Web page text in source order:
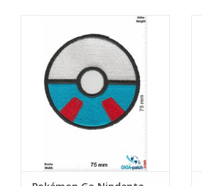
Nindento - Pokémon Go - ball
blue
TOEVOEGEN AAN WINKELWAGEN